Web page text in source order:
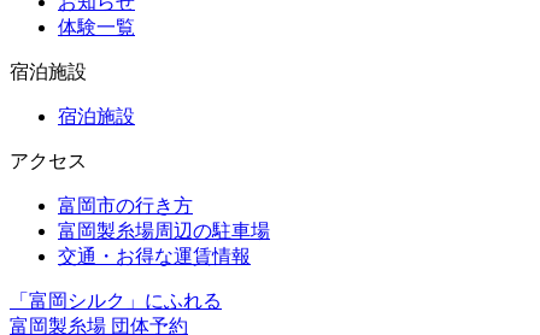
体験一覧
宿泊施設
宿泊施設
アクセス
富岡市の行き方
富岡製糸場周辺の駐車場
交通・お得な運賃情報
「富岡シルク」にふれる
富岡製糸場 団体予約